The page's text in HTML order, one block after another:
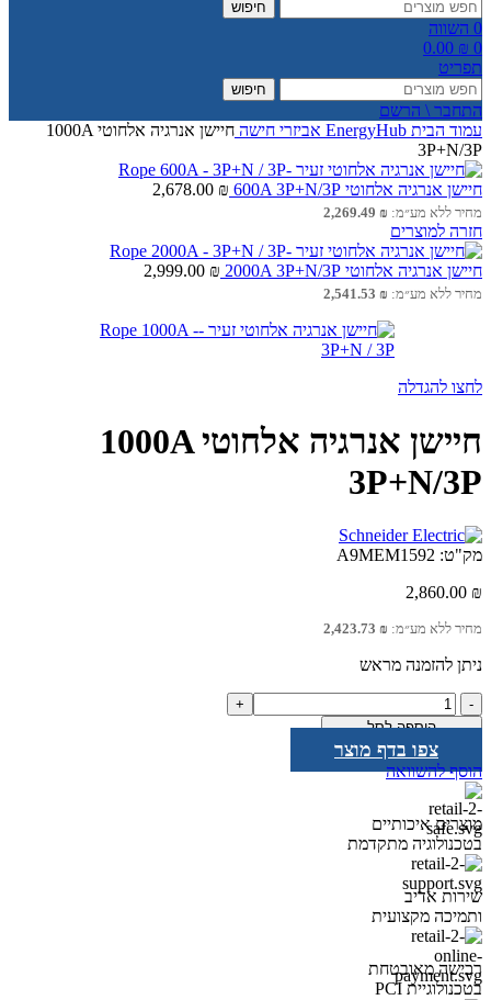
חיפוש
0 השווה
0
0.00 ₪
תפריט
חיפוש
התחבר \ הרשם
עמוד הבית EnergyHub אביזרי חישה
חיישן אנרגיה אלחוטי 1000A
3P+N/3P
חיישן אנרגיה אלחוטי 600A 3P+N/3P 2,678.00 ₪
מחיר ללא מע״מ: 2,269.49 ₪
חזרה למוצרים
חיישן אנרגיה אלחוטי 2000A 3P+N/3P 2,999.00 ₪
מחיר ללא מע״מ: 2,541.53 ₪
לחצו להגדלה
חיישן אנרגיה אלחוטי 1000A
3P+N/3P
מק"ט: A9MEM1592
2,860.00 ₪
מחיר ללא מע״מ: 2,423.73 ₪
ניתן להזמנה מראש
כמות
של
חיישן
אנרגיה
אלחוטי
1000A
3P+N/3P
הוספה לסל
צפו בדף מוצר
הוסף להשוואה
מוצרים איכותיים
בטכנולוגיה מתקדמת
שירות אדיב
ותמיכה מקצועית
רכישה מאובטחת
בטכנולוגיית PCI